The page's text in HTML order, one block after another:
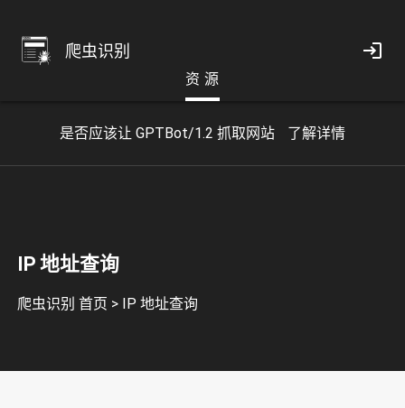
爬虫识别
资 源
是否应该让 GPTBot/1.2 抓取网站 了解详情
IP 地址查询
爬虫识别 首页 > IP 地址查询